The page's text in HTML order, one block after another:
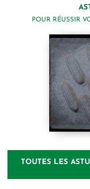
POUR RÉUSSIR
TOUTES LES